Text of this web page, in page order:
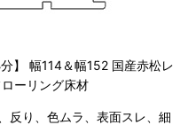
】 幅114＆幅152 国産赤松レ
ーリング床材
反り、色ムラ、表面スレ、細